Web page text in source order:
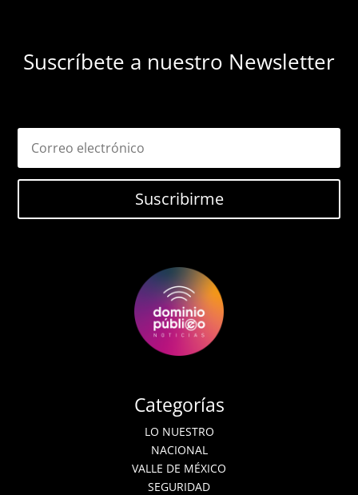
Suscríbete a nuestro Newsletter
Suscribirme
Categorías
LO NUESTRO
NACIONAL
VALLE DE MÉXICO
SEGURIDAD